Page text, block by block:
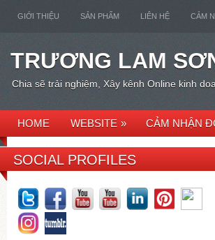
GIỚI THIỆU SẢN PHẨM LIÊN HỆ CẢM
TRƯƠNG LAM
Chia sẽ trải nghiệm, Xây kênh Online kinh
HOME WEBSITE » CẢM NHẬN
SOCIAL PROFILES